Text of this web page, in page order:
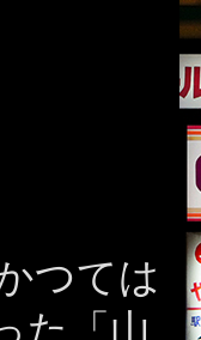
つては
た「山